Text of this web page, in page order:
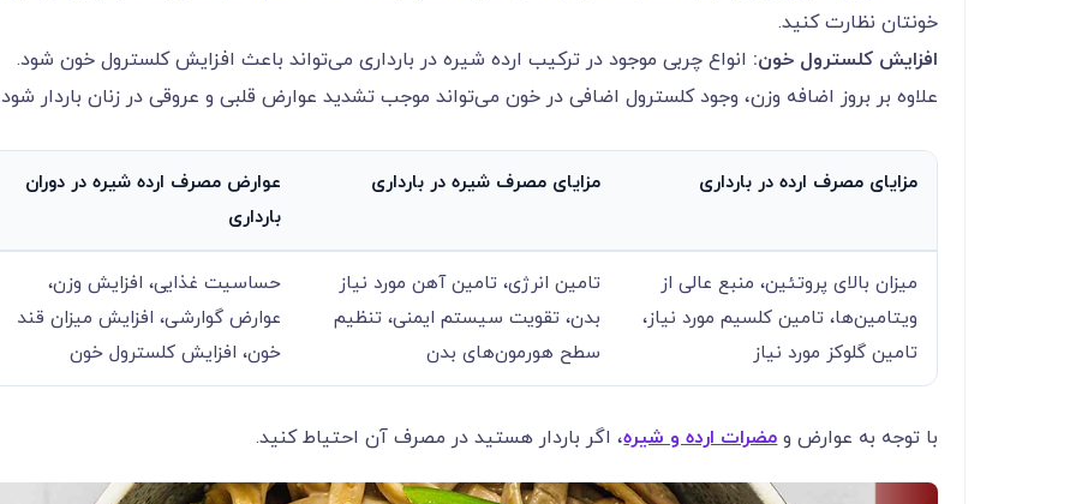
خونتان نظارت کنید‌.
افزایش کلسترول خون: انواع چربی موجود در ترکیب ارده شیره در بارداری می‌تواند باعث افزایش کلسترول خون شود.
علاوه بر بروز اضافه وزن، وجود کلسترول اضافی در خون می‌تواند موجب تشدید عوارض قلبی و عروقی در زنان باردار
مزایای مصرف ارده در بارداری مزایای مصرف شیره در بارداری
عوارض مصرف ارده شیره در دوران
بارداری
میزان بالای پروتئین، منبع عالی از
ویتامین‌ها، تامین کلسیم مورد نیاز،
تامین گلوکز مورد نیاز
تامین انرژی، تامین آهن مورد نیاز
بدن، تقویت سیستم ایمنی، تنظیم
سطح هورمون‌های بدن
حساسیت غذایی، افزایش وزن،
عوارض گوارشی، افزایش میزان قند
خون، افزایش کلسترول خون
با توجه به عوارض ومضرات ارده و شیره، اگر باردار هستید در مصرف آن احتیاط کنید.